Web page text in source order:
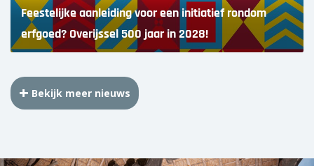
Feestelijke aanleiding voor een initiatief rondom
erfgoed? Overijssel 500 jaar in 2028!
Bekijk meer nieuws